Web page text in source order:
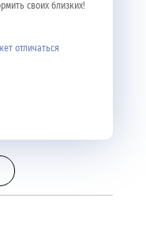
своих близких!
отличаться